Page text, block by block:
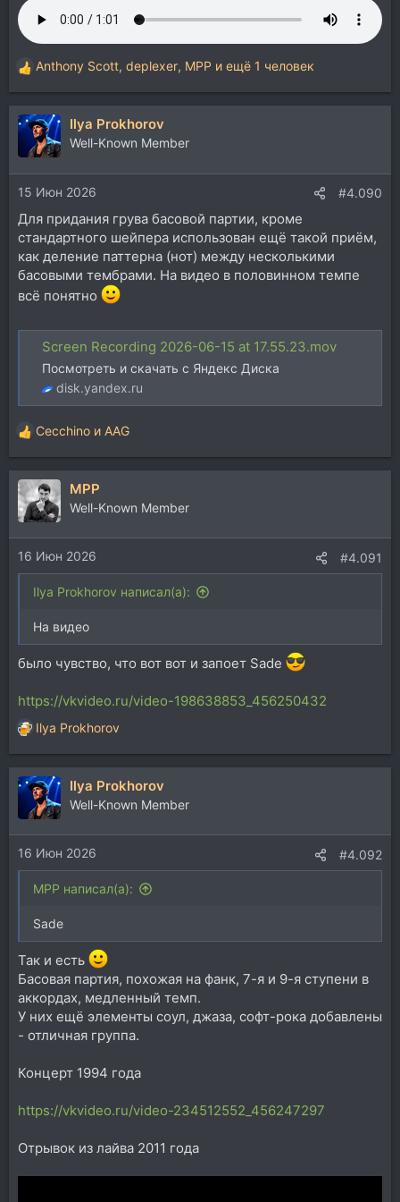
Р
е
а
к
ц
и
и
:
Anthony Scott, deplexer, MPP и ещё 1 человек
Ilya Prokhorov
Well-Known Member
15 Июн 2026 #4.090
Для придания грува басовой партии, кроме
стандартного шейпера использован ещё такой приём,
как деление паттерна (нот) между несколькими
басовыми тембрами. На видео в половинном темпе
всё понятно
Screen Recording 2026-06-15 at 17.55.23.mov
Посмотреть и скачать с Яндекс Диска
disk.yandex.ru
Р
е
а
к
ц
и
и
:
Cecchino и AAG
MPP
Well-Known Member
16 Июн 2026 #4.091
Ilya Prokhorov написал(а):
На видео
было чувство, что вот вот и запоет Sade
https://vkvideo.ru/video-198638853_456250432
Р
е
а
к
ц
и
и
:
Ilya Prokhorov
Ilya Prokhorov
Well-Known Member
16 Июн 2026 #4.092
MPP написал(а):
Sade
Так и есть
Басовая партия, похожая на фанк, 7-я и 9-я ступени в
аккордах, медленный темп.
У них ещё элементы соул, джаза, софт-рока добавлены
- отличная группа.
Концерт 1994 года
https://vkvideo.ru/video-234512552_456247297
Отрывок из лайва 2011 года